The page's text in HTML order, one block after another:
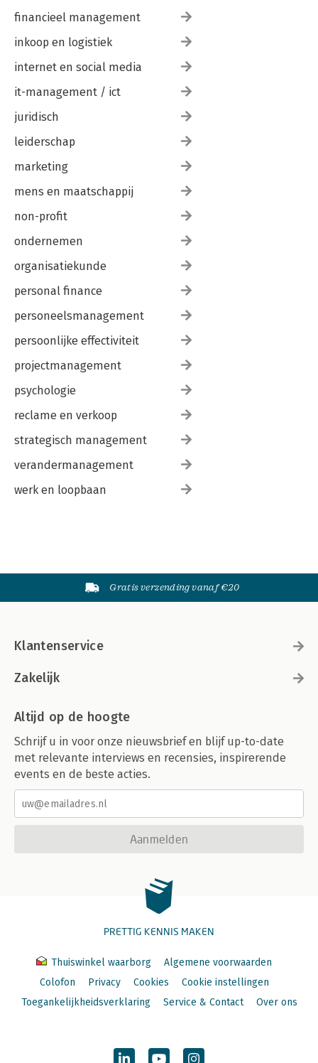
financieel management
inkoop en logistiek
internet en social media
it-management / ict
juridisch
leiderschap
marketing
mens en maatschappij
non-profit
ondernemen
organisatiekunde
personal finance
personeelsmanagement
persoonlijke effectiviteit
projectmanagement
psychologie
reclame en verkoop
strategisch management
verandermanagement
werk en loopbaan
Gratis verzending vanaf €20
Klantenservice
Zakelijk
Altijd op de hoogte
Schrijf u in voor onze nieuwsbrief en blijf up-to-date
met relevante interviews en recensies, inspirerende
events en de beste acties.
Aanmelden
PRETTIG KENNIS MAKEN
Thuiswinkel waarborg
Algemene voorwaarden
Colofon
Privacy Cookies
Cookie instellingen
Toegankelijkheidsverklaring
Service & Contact Over ons